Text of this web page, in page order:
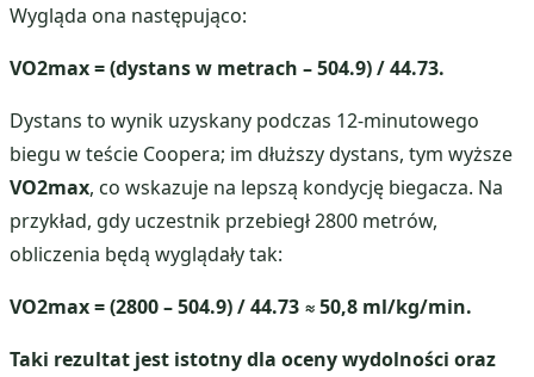
Wygląda ona następująco:
VO2max = (dystans w metrach – 504.9) / 44.73.
Dystans to wynik uzyskany podczas 12-minutowego
biegu w teście Coopera; im dłuższy dystans, tym wyższe
VO2max, co wskazuje na lepszą kondycję biegacza. Na
przykład, gdy uczestnik przebiegł 2800 metrów,
obliczenia będą wyglądały tak:
VO2max = (2800 – 504.9) / 44.73 ≈ 50,8 ml/kg/min.
Taki rezultat jest istotny dla oceny wydolności oraz